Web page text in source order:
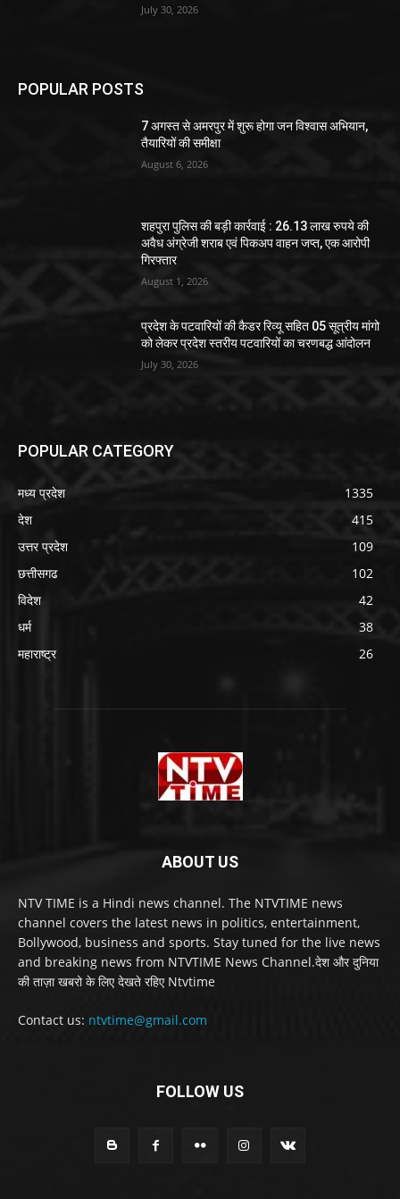
July 30, 2026
POPULAR POSTS
7 अगस्त से अमरपुर में शुरू होगा जन विश्वास अभियान,
तैयारियों की समीक्षा
August 6, 2026
शहपुरा पुलिस की बड़ी कार्रवाई : 26.13 लाख रुपये की
अवैध अंग्रेजी शराब एवं पिकअप वाहन जप्त, एक आरोपी
गिरफ्तार
August 1, 2026
प्रदेश के पटवारियों की कैडर रिव्यू सहित 05 सूत्रीय मांगो
को लेकर प्रदेश स्तरीय पटवारियों का चरणबद्ध आंदोलन
July 30, 2026
POPULAR CATEGORY
मध्य प्रदेश
1335
देश
415
उत्तर प्रदेश
109
छत्तीसगढ
102
विदेश
42
धर्म
38
महाराष्ट्र
26
ABOUT US
NTV TIME is a Hindi news channel. The NTVTIME news
channel covers the latest news in politics, entertainment,
Bollywood, business and sports. Stay tuned for the live news
and breaking news from NTVTIME News Channel.देश और दुनिया
की ताज़ा खबरो के लिए देखते रहिए Ntvtime
Contact us: ntvtime@gmail.com
FOLLOW US